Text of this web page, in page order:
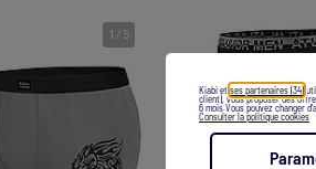
Kiabi et ses partenaires (34)
client), vous proposer des
6 mois.Vous pouvez changer
Consulter la politique cookies
1 / 5